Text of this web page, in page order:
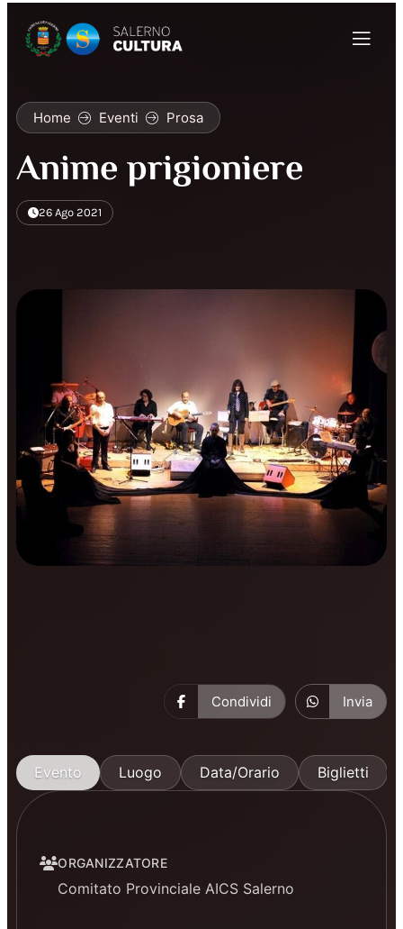
Home Eventi Prosa
Anime prigioniere
26 Ago 2021
Condividi Invia
Evento Luogo Data/Orario Biglietti
ORGANIZZATORE
Comitato Provinciale AICS Salerno